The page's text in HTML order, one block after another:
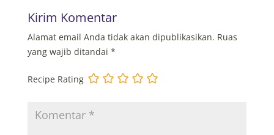
Kirim Komentar
Alamat email Anda tidak akan dipublikasikan. Ruas
yang wajib ditandai *
Recipe Rating